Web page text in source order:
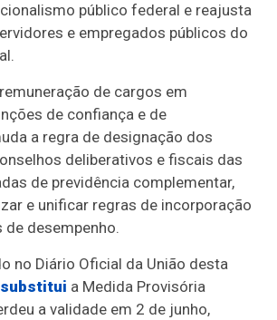
público federal e reajusta
e empregados públicos do
de cargos em
de confiança e de
a regra de designação dos
deliberativos e fiscais das
de previdência complementar,
e unificar regras de incorporação
desempenho.
no Diário Oficial da União desta
substitui a Medida Provisória
a validade em 2 de junho,